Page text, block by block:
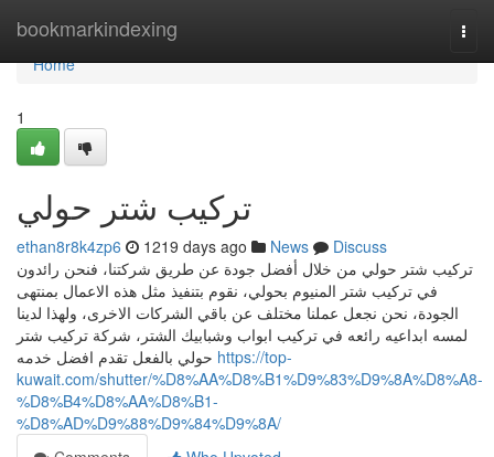
bookmarkindexing
Home
Home
1
تركيب شتر حولي
ethan8r8k4zp6 1219 days ago News
Discuss
تركيب شتر حولي من خلال أفضل جودة عن طريق شركتنا، فنحن رائدون
في تركيب شتر المنيوم بحولي، نقوم بتنفيذ مثل هذه الاعمال بمنتهى
الجودة، نحن نجعل عملنا مختلف عن باقي الشركات الاخرى، ولهذا لدينا
لمسه ابداعيه رائعه في تركيب ابواب وشبابيك الشتر، شركة تركيب شتر
https://top-
kuwait.com/shutter/%D8%AA%D8%B1%D9%83%D9%8A%D8%A8-
%D8%B4%D8%AA%D8%B1-
%D8%AD%D9%88%D9%84%D9%8A/